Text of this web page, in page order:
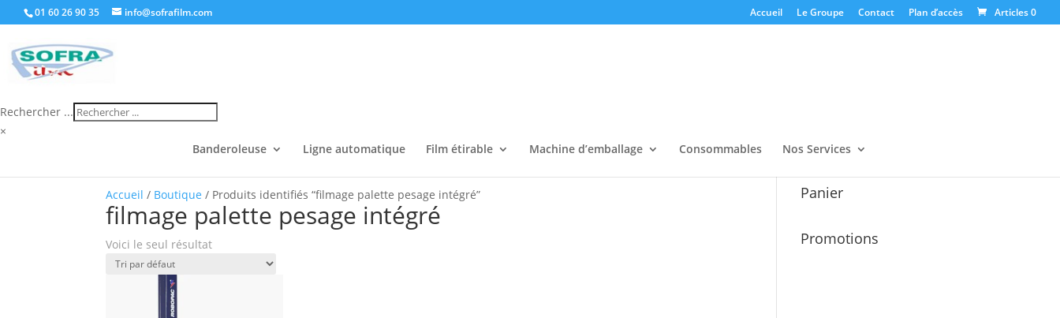
01 60 26 90 35 info@sofrafilm.com Accueil Le Groupe Contact Plan d’accès Articles 0
Rechercher ...
×
Banderoleuse
Ligne automatique Film étirable Machine d’emballage Consommables Nos Services
Accueil / Boutique / Produits identifiés “filmage palette pesage intégré”
filmage palette pesage intégré
Voici le seul résultat
Panier
Promotions